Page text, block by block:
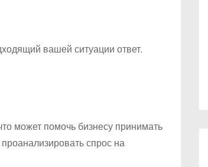
вашей ситуации ответ.
может помочь бизнесу принимать
спрос на